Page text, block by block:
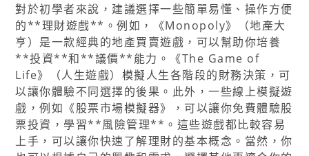
對於初學者來說，建議選擇一些簡單易懂、操作方便
的**理財遊戲**。例如，《Monopoly》（地產大
亨）是一款經典的地產買賣遊戲，可以幫助你培養
**投資**和**議價**能力。《The Game of
Life》（人生遊戲）模擬人生各階段的財務決策，可
以讓你體驗不同選擇的後果。此外，一些線上模擬遊
戲，例如《股票市場模擬器》，可以讓你免費體驗股
票投資，學習**風險管理**。這些遊戲都比較容易
上手，可以讓你快速了解理財的基本概念。當然，你